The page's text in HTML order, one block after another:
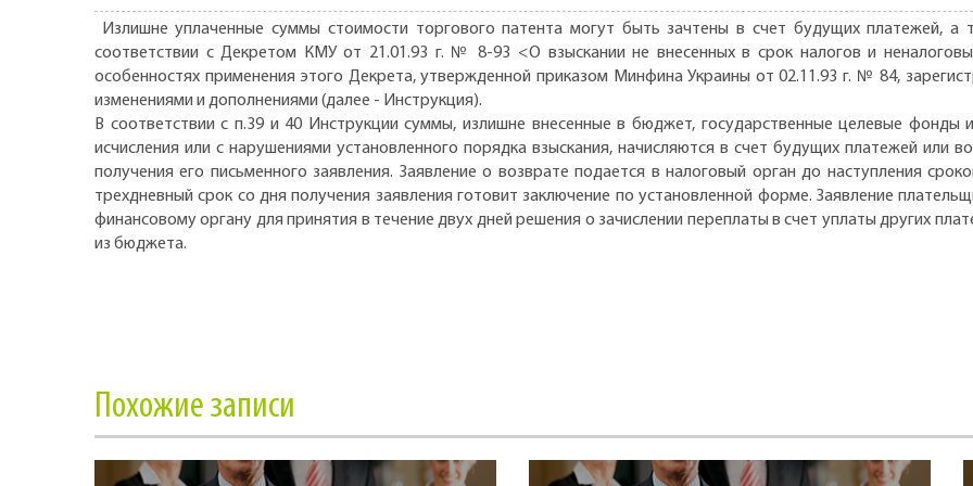
Излишне уплаченные суммы стоимости торгового патента могут быть зачтены в счет будущих платежей, а
соответствии с Декретом КМУ от 21.01.93 г. № 8-93 <О взыскании не внесенных в срок налогов и
особенностях применения этого Декрета, утвержденной приказом Минфина Украины от 02.11.93 г. № 84,
изменениями и дополнениями (далее - Инструкция).
В соответствии с п.39 и 40 Инструкции суммы, излишне внесенные в бюджет, государственные целевые
исчисления или с нарушениями установленного порядка взыскания, начисляются в счет будущих платежей или
получения его письменного заявления. Заявление о возврате подается в налоговый орган до наступления
трехдневный срок со дня получения заявления готовит заключение по установленной форме. Заявление
финансовому органу для принятия в течение двух дней решения о зачислении переплаты в счет уплаты других
из бюджета.
Похожие записи